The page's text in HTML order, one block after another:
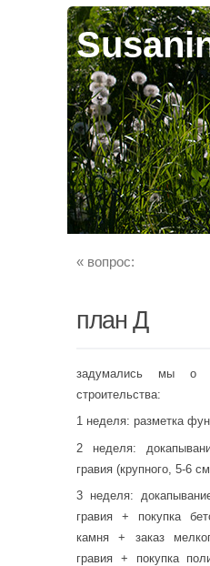
« вопрос:
план Д
задумались мы о
строительства:
1 неделя: разметка
2 неделя:
гравия (крупного, 5-6
3 неделя:
гравия + покупка
камня + заказ
гравия + покупка